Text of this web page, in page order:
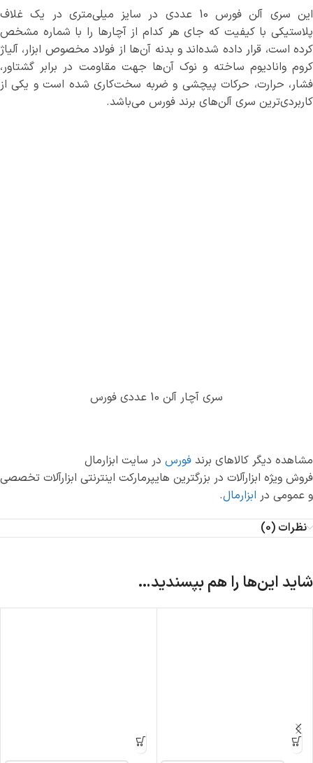
این سری آلن فورس 10 عددی در سایز میلی‌متری در یک غلاف
پلاستیکی با کیفیت که جای هر کدام از آچارها را با شماره مشخص
کرده است، قرار داده شده‌اند و بدنه آن‌ها از فولاد مخصوص ابزار، آلیاژ
کروم وانادیوم ساخته و نوک آن‌ها جهت مقاومت در برابر گشتاور،
فشار، حرارت، حرکات پیچشی و ضربه سخت‌کاری شده است و یکی از
کاربردی‌ترین سری آلن‌های برند فورس می‌باشد.
سری آچار آلن 10 عددی فورس
مشاهده دیگر کالاهای برند فورس در سایت ابزارمال
فروش ویژه ابزارآلات در بزرگترین هایپرمارکت اینترنتی ابزارآلات تخصصی
و عمومی در ابزارمال.
نظرات (0)
شاید این‌ها را هم بپسندید…